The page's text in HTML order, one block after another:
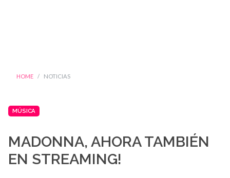
HOME NOTICIAS
MÚSICA
MADONNA, AHORA TAMBIÉN
EN STREAMING!